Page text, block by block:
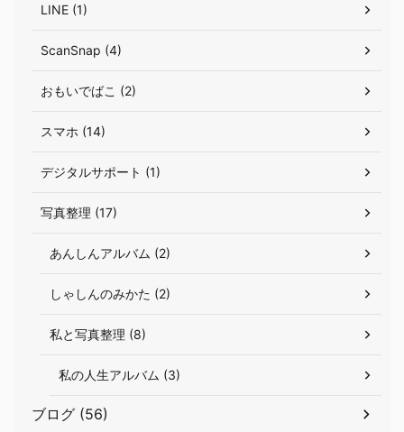
LINE (1)
ScanSnap (4)
おもいでばこ (2)
スマホ (14)
デジタルサポート (1)
写真整理 (17)
あんしんアルバム (2)
しゃしんのみかた (2)
私と写真整理 (8)
私の人生アルバム (3)
ブログ (56)